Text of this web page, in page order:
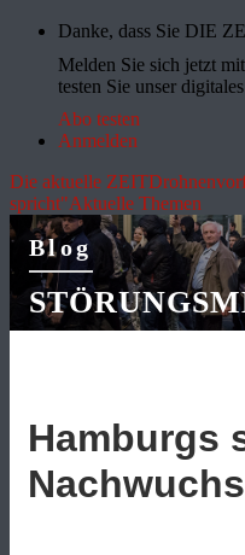
Danke, dass Sie DIE
Melden Sie sich jetzt
testen Sie unser
Abo testen
Anmelden
Die aktuelle ZEIT
spricht"Aktuelle Themen
Blog
Hamburgs
Nachwuchs